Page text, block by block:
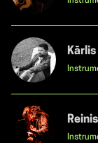
Kārlis